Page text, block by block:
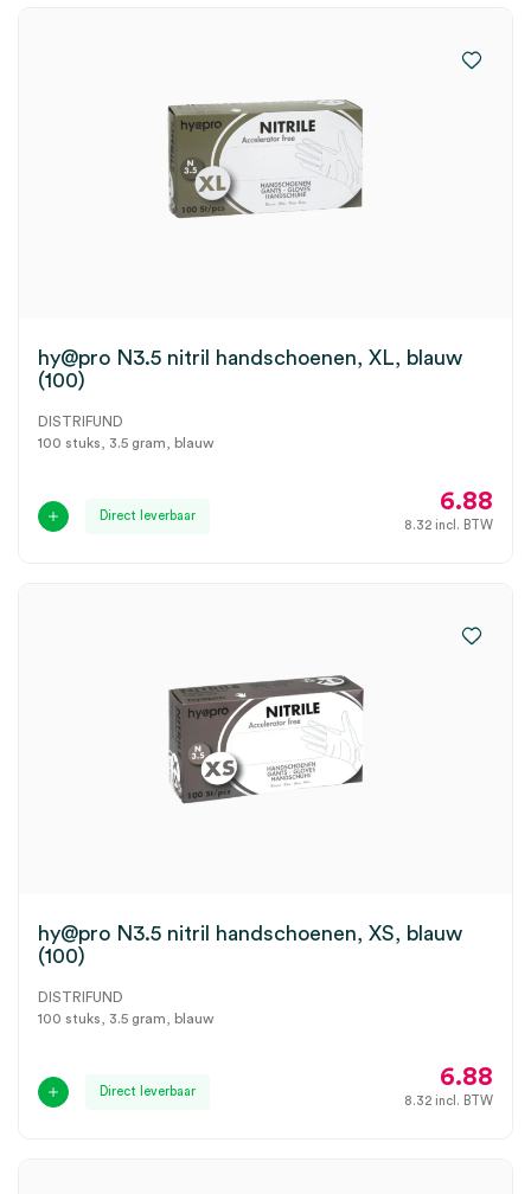
hy@pro N3.5 nitril handschoenen, XL, blauw
(100)
DISTRIFUND
100 stuks, 3.5 gram, blauw
Direct leverbaar
6.88
8.32 incl. BTW
hy@pro N3.5 nitril handschoenen, XS, blauw
(100)
DISTRIFUND
100 stuks, 3.5 gram, blauw
Direct leverbaar
6.88
8.32 incl. BTW